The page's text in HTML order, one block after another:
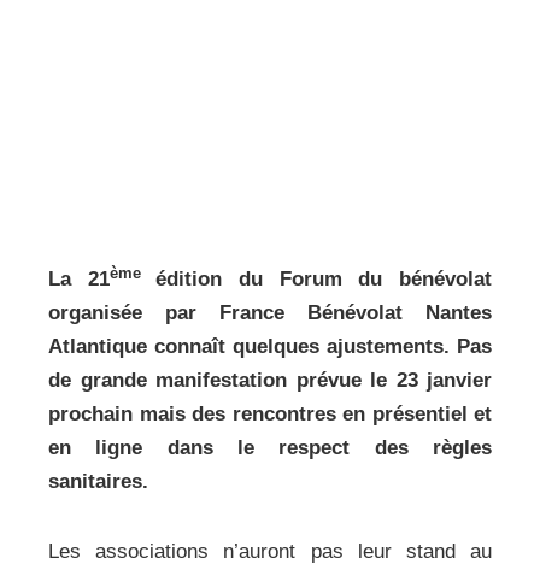
La 21ème édition du Forum du bénévolat
organisée par France Bénévolat Nantes
Atlantique connaît quelques ajustements. Pas
de grande manifestation prévue le 23 janvier
prochain mais des rencontres en présentiel et
en ligne dans le respect des règles
sanitaires.
Les associations n’auront pas leur stand au